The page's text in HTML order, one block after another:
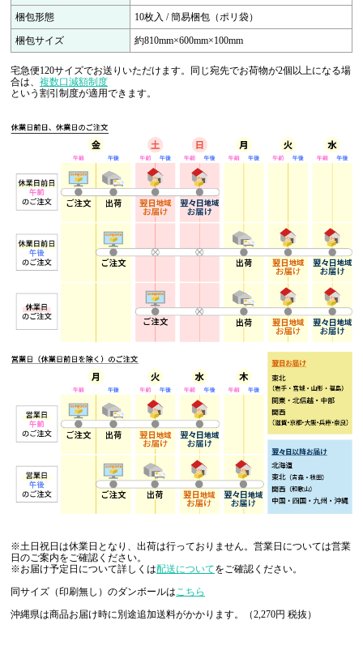
梱包形態 10枚入 / 簡易梱包（ポリ袋）
梱包サイズ 約810mm×600mm×100mm
宅急便120サイズでお送りいただけます。同じ宛先でお荷物が2個以上になる場
合は、 複数口減額制度
という割引制度が適用できます。
※土日祝日は休業日となり、出荷は行っておりません。営業日については営業
日のご案内をご確認ください。
※お届け予定日について詳しくは配送についてをご確認ください。
同サイズ（印刷無し）のダンボールは こちら
沖縄県は商品お届け時に別途追加送料がかかります。（2,270円 税抜）